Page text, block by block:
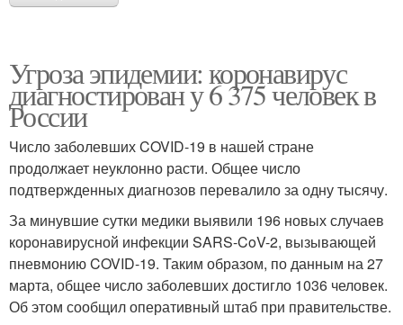
Угроза эпидемии: коронавирус
диагностирован у 6 375 человек в
России
Число заболевших COVID-19 в нашей стране
продолжает неуклонно расти. Общее число
подтвержденных диагнозов перевалило за одну тысячу.
За минувшие сутки медики выявили 196 новых случаев
коронавирусной инфекции SARS-CoV-2, вызывающей
пневмонию COVID-19. Таким образом, по данным на 27
марта, общее число заболевших достигло 1036 человек.
Об этом сообщил оперативный штаб при правительстве.